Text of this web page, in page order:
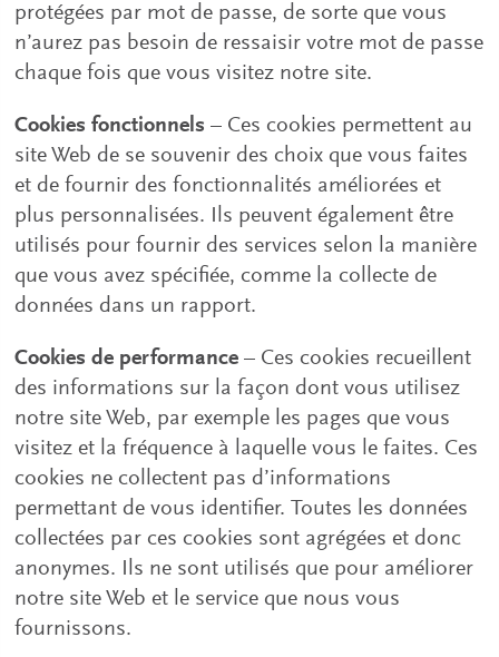
protégées par mot de passe, de sorte que vous
n’aurez pas besoin de ressaisir votre mot de passe
chaque fois que vous visitez notre site.
Cookies fonctionnels – Ces cookies permettent au
site Web de se souvenir des choix que vous faites
et de fournir des fonctionnalités améliorées et
plus personnalisées. Ils peuvent également être
utilisés pour fournir des services selon la manière
que vous avez spécifiée, comme la collecte de
données dans un rapport.
Cookies de performance – Ces cookies recueillent
des informations sur la façon dont vous utilisez
notre site Web, par exemple les pages que vous
visitez et la fréquence à laquelle vous le faites. Ces
cookies ne collectent pas d’informations
permettant de vous identifier. Toutes les données
collectées par ces cookies sont agrégées et donc
anonymes. Ils ne sont utilisés que pour améliorer
notre site Web et le service que nous vous
fournissons.